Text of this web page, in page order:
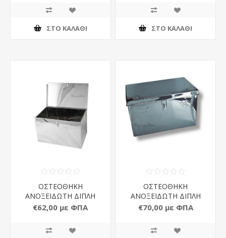
ΣΤΟ ΚΑΛΆΘΙ ΣΤΟ ΚΑΛΆΘΙ
ΟΣΤΕΟΘΗΚΗ
ΑΝΟΞΕΙΔΩΤΗ ΔΙΠΛΗ
ΑΝΤΥΤΗ
€62,00 με ΦΠΑ
ΟΣΤΕΟΘΗΚΗ
ΑΝΟΞΕΙΔΩΤΗ ΔΙΠΛΗ
ΝΤΥΜΕΝΗ
€70,00 με ΦΠΑ